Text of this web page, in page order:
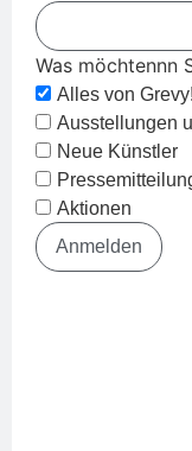
Was möchtennn
Alles von Grevy!
Ausstellungen
Neue Künstler
Aktionen
Anmelden